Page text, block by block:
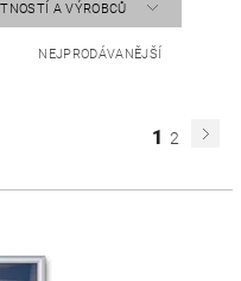
A VÝROBCŮ
NEJPRODÁVANĚJŠÍ
1 2